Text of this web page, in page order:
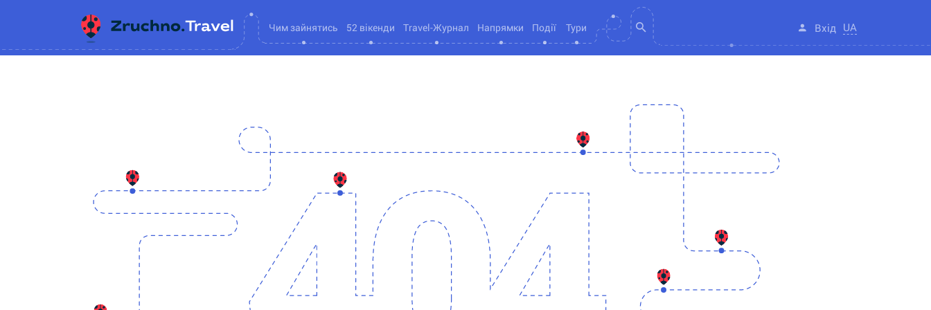
Чим зайнятись 52 вікенди Travel-Журнал Напрямки Події Тури Вхід UA